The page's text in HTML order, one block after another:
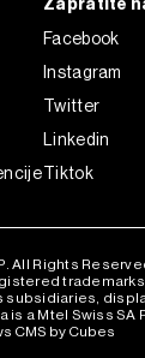
možete
Zapratite
Facebook
Instagram
Twitter
Linkedin
Tiktok
All Rights
subsidiaries,
is a Mtel Swiss SA
CMS by Cubes